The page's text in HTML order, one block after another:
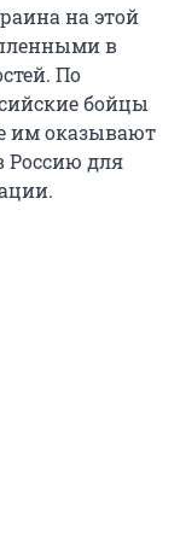
на этой
в
По
бойцы
им оказывают
Россию для